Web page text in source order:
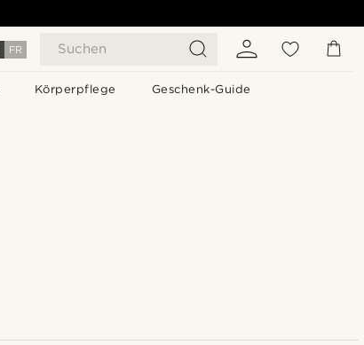
FR Suchen
Körperpflege Geschenk-Guide